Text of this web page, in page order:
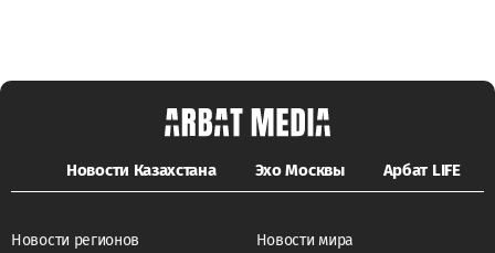
Новости Казахстана Эхо Москвы Арбат LIFE
Новости регионов
Новости мира